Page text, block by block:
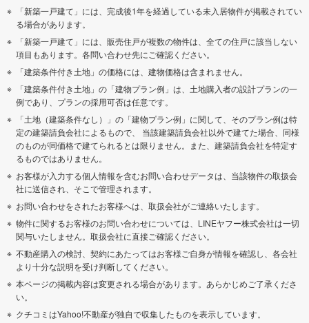
「新築一戸建て」には、完成後1年を経過している未入居物件が掲載されてい
る場合があります。
「新築一戸建て」には、販売住戸が複数の物件は、全ての住戸に該当しない
項目もあります。各問い合わせ先にご確認ください。
「建築条件付き土地」の価格には、建物価格は含まれません。
「建築条件付き土地」の「建物プラン例」は、土地購入者の設計プランの一
例であり、プランの採用可否は任意です。
「土地（建築条件なし）」の「建物プラン例」に関して、そのプラン例は特
定の建築請負会社によるもので、 当該建築請負会社以外で建てた場合、同様
のものが同価格で建てられるとは限りません。また、建築請負会社を特定す
るものではありません。
お客様が入力する個人情報を含むお問い合わせデータは、当該物件の取扱会
社に送信され、そこで管理されます。
お問い合わせをされたお客様へは、取扱会社がご連絡いたします。
物件に関するお客様のお問い合わせについては、LINEヤフー株式会社は一切
関与いたしません。取扱会社に直接ご確認ください。
不動産購入の検討、契約にあたってはお客様ご自身が情報を確認し、各会社
より十分な説明を受け判断してください。
本ページの掲載内容は変更される場合があります。あらかじめご了承くださ
い。
クチコミはYahoo!不動産が独自で収集したものを表示しています。